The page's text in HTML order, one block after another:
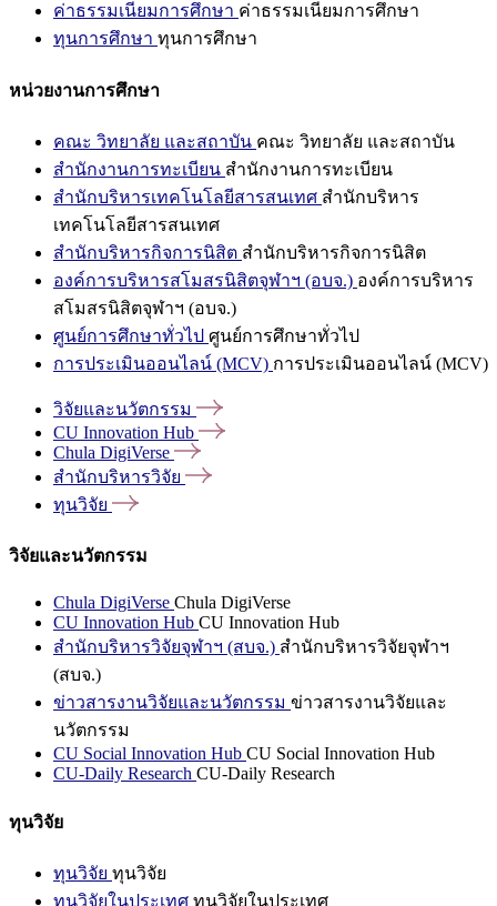
ค่าธรรมเนียมการศึกษา ค่าธรรมเนียมการศึกษา
ทุนการศึกษา ทุนการศึกษา
หน่วยงานการศึกษา
คณะ วิทยาลัย และสถาบัน คณะ วิทยาลัย และสถาบัน
สำนักงานการทะเบียน สำนักงานการทะเบียน
สำนักบริหารเทคโนโลยีสารสนเทศ สำนักบริหาร
เทคโนโลยีสารสนเทศ
สำนักบริหารกิจการนิสิต สำนักบริหารกิจการนิสิต
องค์การบริหารสโมสรนิสิตจุฬาฯ (อบจ.) องค์การบริหาร
สโมสรนิสิตจุฬาฯ (อบจ.)
ศูนย์การศึกษาทั่วไป ศูนย์การศึกษาทั่วไป
การประเมินออนไลน์ (MCV) การประเมินออนไลน์ (MCV)
วิจัยและนวัตกรรม
CU Innovation Hub
Chula DigiVerse
สำนักบริหารวิจัย
ทุนวิจัย
วิจัยและนวัตกรรม
Chula DigiVerse Chula DigiVerse
CU Innovation Hub CU Innovation Hub
สำนักบริหารวิจัยจุฬาฯ (สบจ.) สำนักบริหารวิจัยจุฬาฯ
(สบจ.)
ข่าวสารงานวิจัยและนวัตกรรม ข่าวสารงานวิจัยและ
นวัตกรรม
CU Social Innovation Hub CU Social Innovation Hub
CU-Daily Research CU-Daily Research
ทุนวิจัย
ทุนวิจัย ทุนวิจัย
ทุนวิจัยในประเทศ ทุนวิจัยในประเทศ